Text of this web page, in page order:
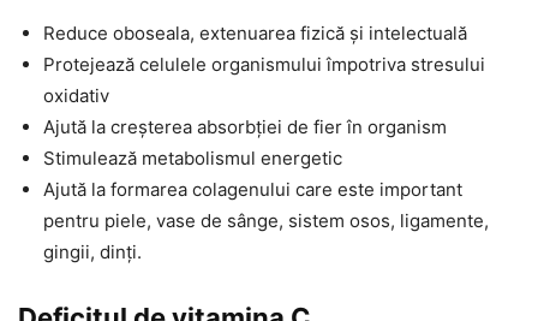
Reduce oboseala, extenuarea fizică și intelectuală
Protejează celulele organismului împotriva stresului
oxidativ
Ajută la creșterea absorbției de fier în organism
Stimulează metabolismul energetic
Ajută la formarea colagenului care este important
pentru piele, vase de sânge, sistem osos, ligamente,
gingii, dinți.